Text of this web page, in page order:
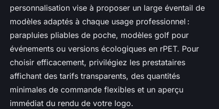
personnalisation vise à proposer un large éventail de
modèles adaptés à chaque usage professionnel :
parapluies pliables de poche, modèles golf pour
événements ou versions écologiques en rPET. Pour
choisir efficacement, privilégiez les prestataires
affichant des tarifs transparents, des quantités
minimales de commande flexibles et un aperçu
immédiat du rendu de votre logo.